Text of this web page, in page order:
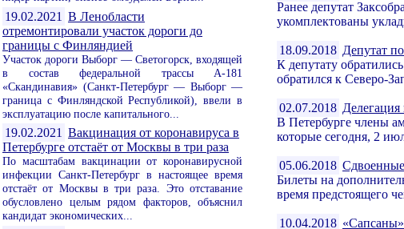
19.02.2021 В Ленобласти
отремонтировали участок дороги до
границы с Финляндией
Участок дороги Выборг — Светогорск, входящей
в состав федеральной трассы А-181
«Скандинавия» (Санкт-Петербург — Выборг —
граница с Финляндской Республикой), ввели в
эксплуатацию после капитального...
19.02.2021 Вакцинация от коронавируса в
Петербурге отстаёт от Москвы в три раза
По масштабам вакцинации от коронавирусной
инфекции Санкт-Петербург в настоящее время
отстаёт от Москвы в три раза. Это отставание
обусловлено целым рядом факторов, объяснил
кандидат экономических...
Ранее депутат
укомплектованы
18.09.2018 Депутат
К депутату
обратился к Северо-
02.07.2018
В Петербурге члены
которые сегодня, 2
05.06.2018
Билеты на
время предстоящего
10.04.2018